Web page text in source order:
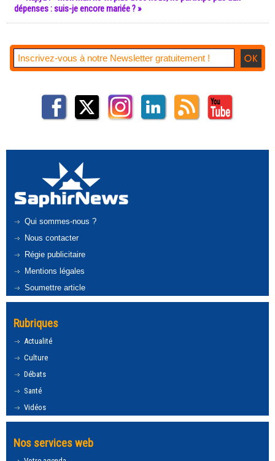
dépenses : suis-je encore mariée ? »
Qui sommes-nous ?
Nous contacter
Régie publicitaire
Mentions légales
Soumettre article
Rubriques
Actualité
Culture
Débats
Santé
Vidéos
Nos services web